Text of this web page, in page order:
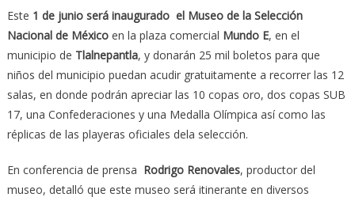
Este 1 de junio será inaugurado el Museo de la Selección
Nacional de Méxicoen la plaza comercial Mundo E, en el
municipio de Tlalnepantla, y donarán 25 mil boletos para que
niños del municipio puedan acudir gratuitamente a recorrer las 12
salas, en donde podrán apreciar las 10 copas oro, dos copas SUB
17, una Confederaciones y una Medalla Olímpica así como las
réplicas de las playeras oficiales dela selección.
En conferencia de prensa Rodrigo Renovales, productor del
museo, detalló que este museo será itinerante en diversos